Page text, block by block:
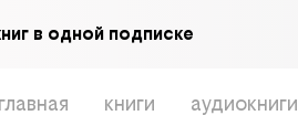
в одной подписке
главная книги аудиокниги